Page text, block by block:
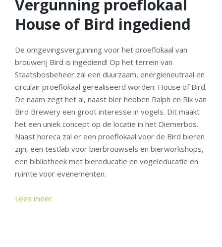
Vergunning proeflokaal
House of Bird ingediend
De omgevingsvergunning voor het proeflokaal van
brouwerij Bird is ingediend! Op het terrein van
Staatsbosbeheer zal een duurzaam, energieneutraal en
circulair proeflokaal gerealiseerd worden: House of Bird.
De naam zegt het al, naast bier hebben Ralph en Rik van
Bird Brewery een groot interesse in vogels. Dit maakt
het een uniek concept op de locatie in het Diemerbos.
Naast horeca zal er een proeflokaal voor de Bird bieren
zijn, een testlab voor bierbrouwsels en bierworkshops,
een bibliotheek met biereducatie en vogeleducatie en
ruimte voor evenementen.
Lees meer